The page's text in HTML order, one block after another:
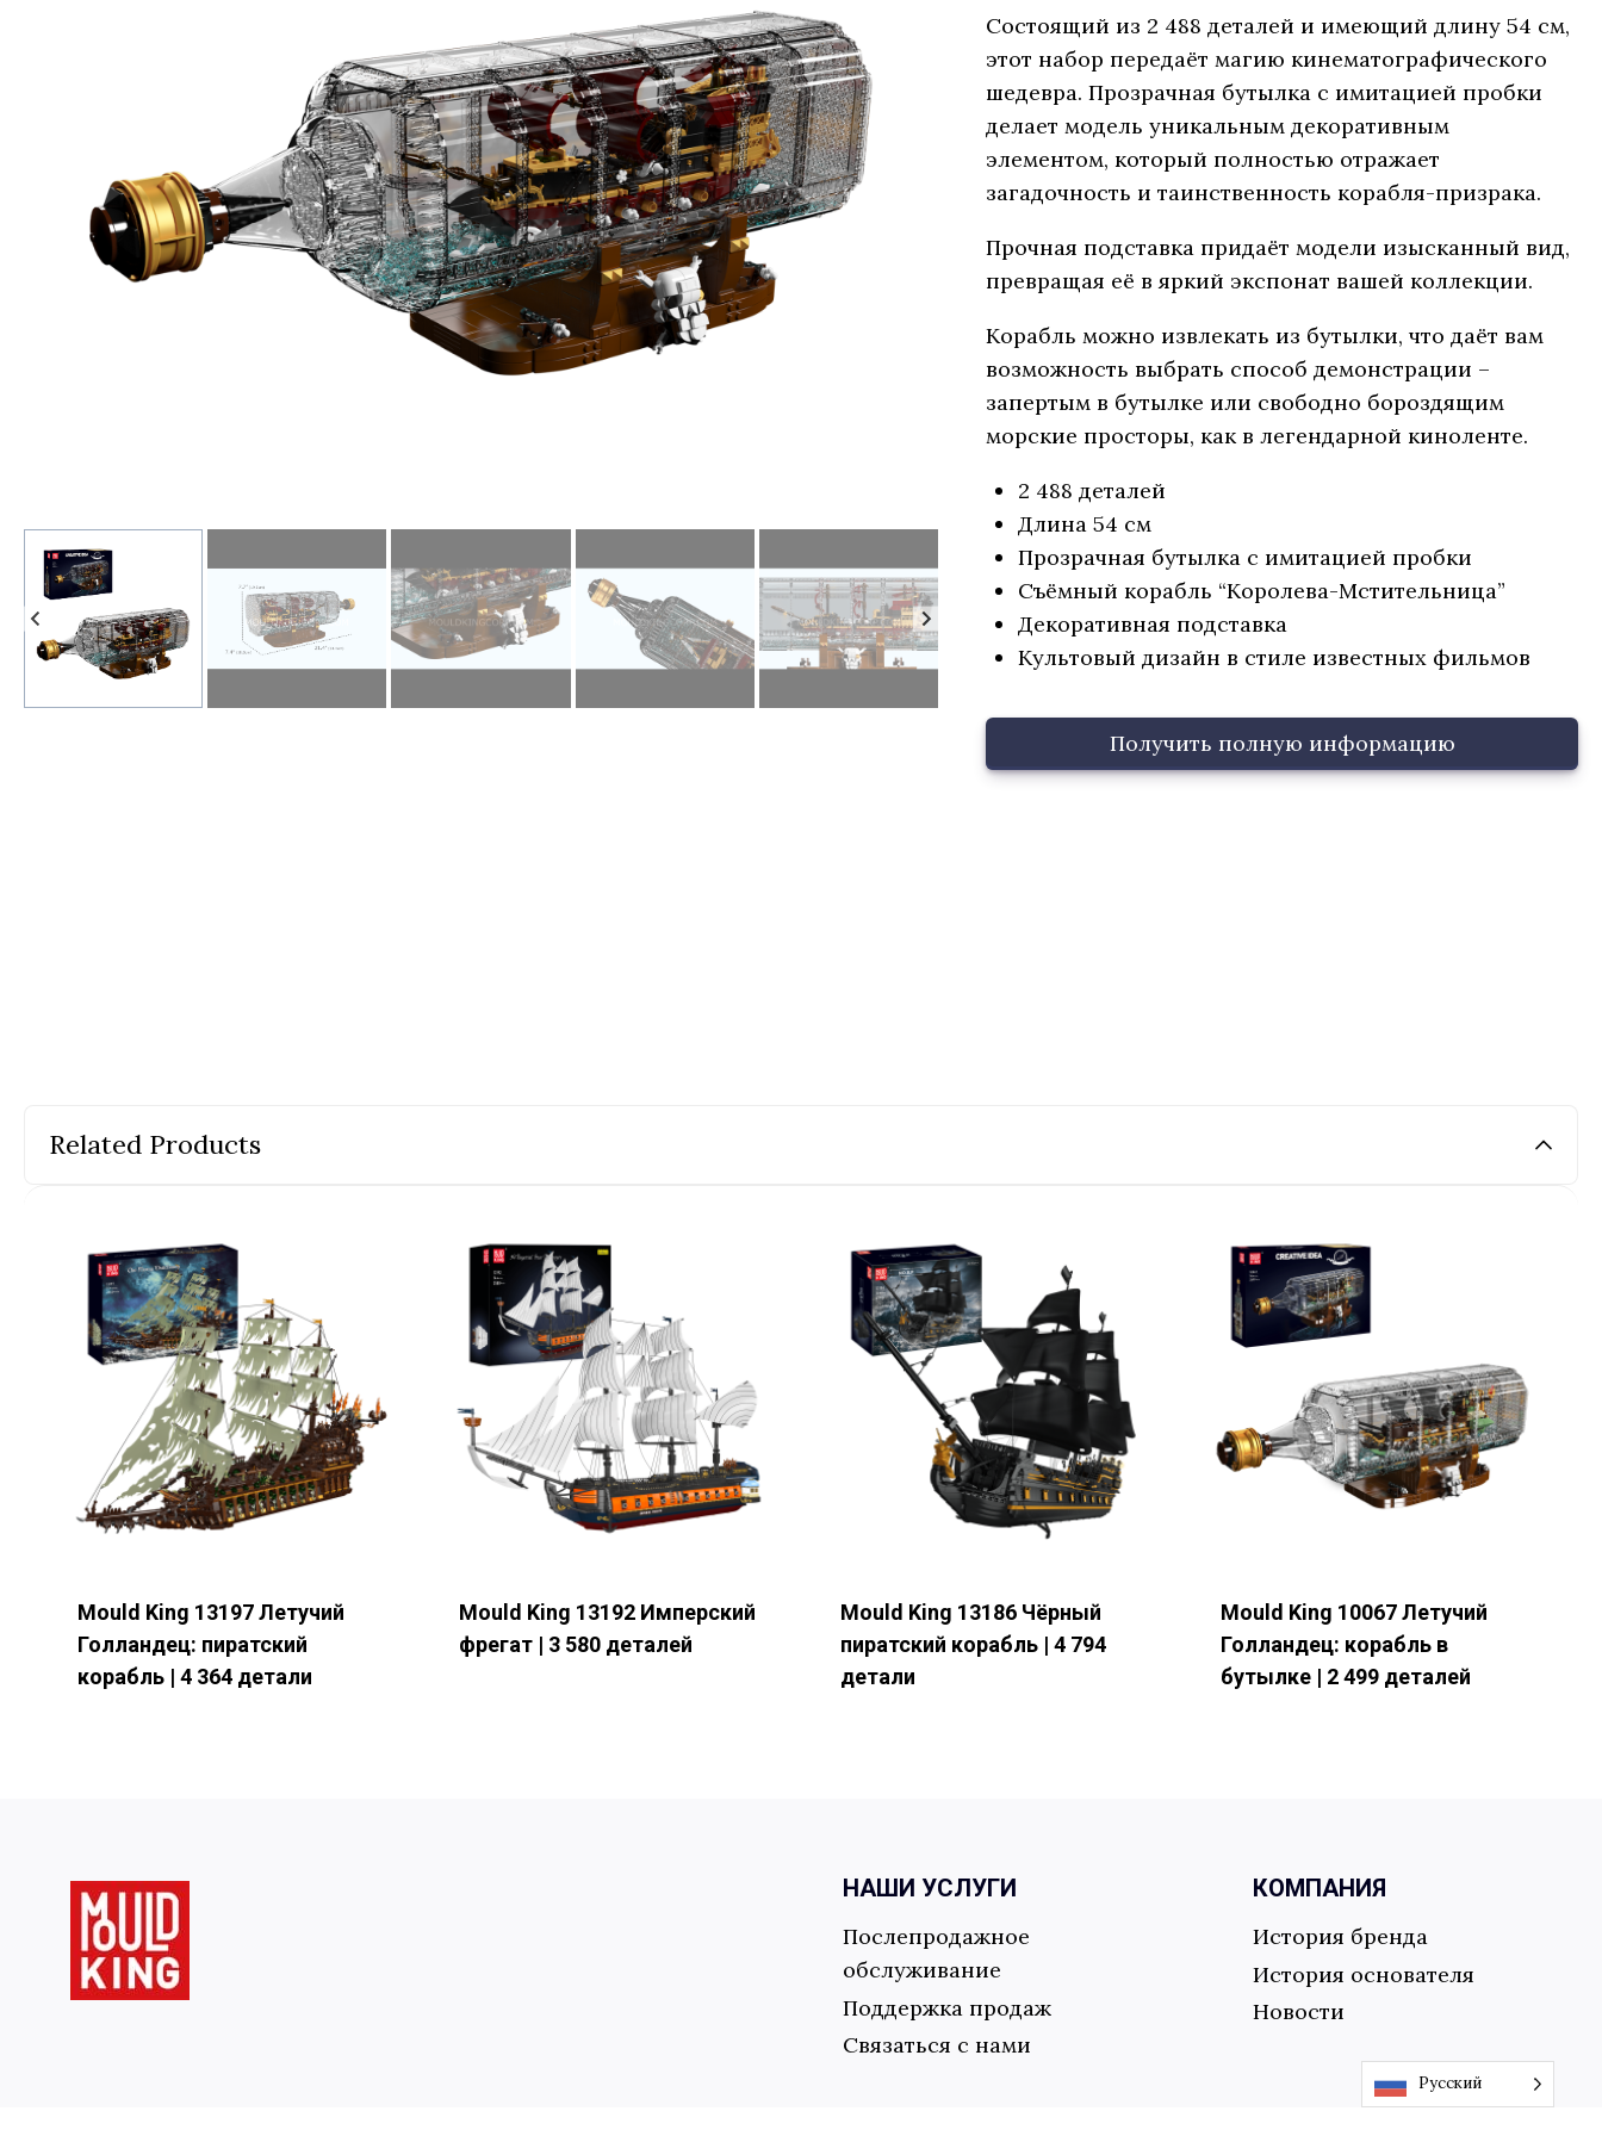
Состоящий из 2 488 деталей и имеющий длину 54 см,
этот набор передаёт магию кинематографического
шедевра. Прозрачная бутылка с имитацией пробки
делает модель уникальным декоративным
элементом, который полностью отражает
загадочность и таинственность корабля-призрака.
Прочная подставка придаёт модели изысканный вид,
превращая её в яркий экспонат вашей коллекции.
Корабль можно извлекать из бутылки, что даёт вам
возможность выбрать способ демонстрации –
запертым в бутылке или свободно бороздящим
морские просторы, как в легендарной киноленте.
2 488 деталей
Длина 54 см
Прозрачная бутылка с имитацией пробки
Съёмный корабль “Королева-Мстительница”
Декоративная подставка
Культовый дизайн в стиле известных фильмов
Получить полную информацию
Название компании
Страна*
Подробности запроса
Related Products
Mould King 13197 Летучий
Голландец: пиратский
корабль | 4 364 детали
Mould King 13192 Имперский
фрегат | 3 580 деталей
Mould King 13186 Чёрный
пиратский корабль | 4 794
детали
Mould King 10067 Летучий
Голландец: корабль в
бутылке | 2 499 деталей
НАШИ УСЛУГИ
Послепродажное
обслуживание
Поддержка продаж
Связаться с нами
КОМПАНИЯ
История бренда
История основателя
Новости
Русский